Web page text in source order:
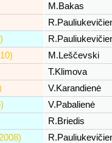
M.Bakas
M.Leščevski
T.Klimova
V.Karandienė
V.Pabalienė
R.Briedis